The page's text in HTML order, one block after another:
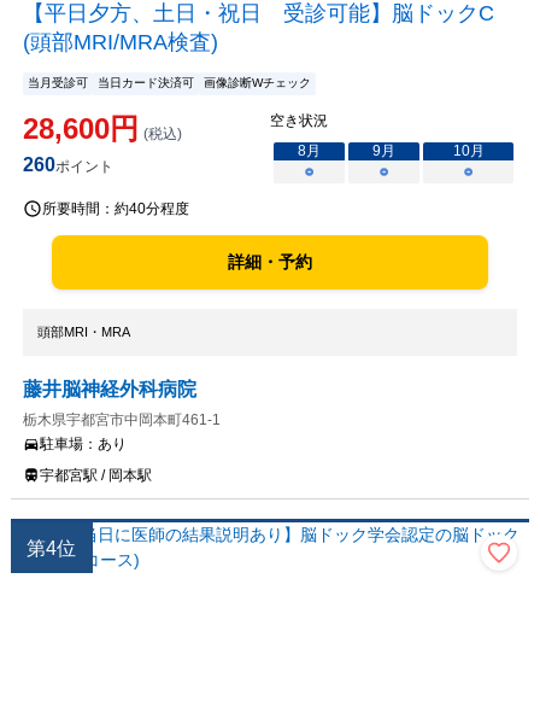
【平日夕方、土日・祝日 受診可能】脳ドックC
(頭部MRI/MRA検査)
当月受診可 当日カード決済可 画像診断Wチェック
28,600円 (税込)
260ポイント
空き状況
8月 9月 10月
○
○ ○
所要時間： 約40分程度
詳細・予約
頭部MRI・MRA
藤井脳神経外科病院
栃木県宇都宮市中岡本町461-1
駐車場： あり
宇都宮駅 / 岡本駅
第4位